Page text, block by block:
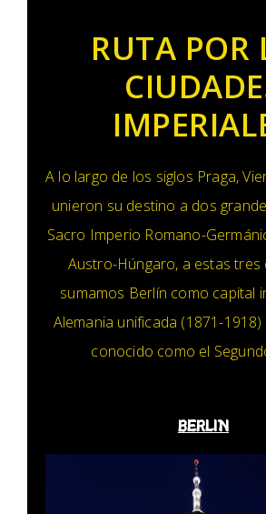
RUTA POR
A lo largo de los siglos Praga,
unieron su destino a dos
Sacro Imperio Romano-
Austro-Húngaro, a estas tres
sumamos Berlín como capital
Alemania unificada (1871-
conocido como el
BERLIN